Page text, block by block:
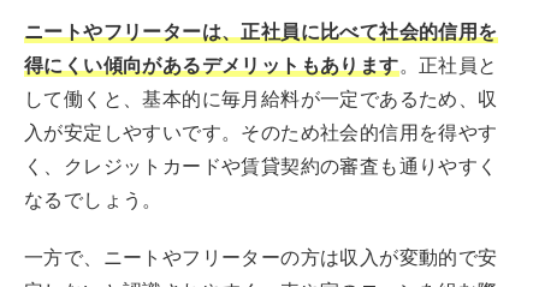
ニートやフリーターは、正社員に比べて社会的信用を
得にくい傾向があるデメリットもあります。正社員と
して働くと、基本的に毎月給料が一定であるため、収
入が安定しやすいです。そのため社会的信用を得やす
く、クレジットカードや賃貸契約の審査も通りやすく
なるでしょう。
一方で、ニートやフリーターの方は収入が変動的で安